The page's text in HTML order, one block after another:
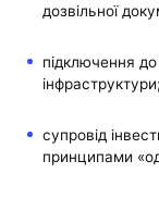
дозвільної
підключення до
інфраструктури;
супровід
принципами